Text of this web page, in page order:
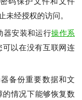
未经授权的访问。
器安装和运行操作系
可以在没有互联网连
备份重要数据和文
情况下能够恢复数